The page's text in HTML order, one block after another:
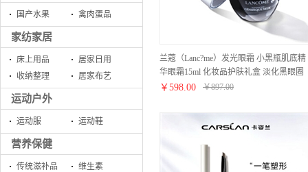
国产水果 禽肉蛋品
家纺家居
床上用品
居家日用
收纳整理
居家布艺
运动户外
运动服 运动鞋
营养保健
传统滋补品 维生素
兰蔻（Lanc?me）发光眼霜 小黑瓶肌底精
华眼霜15ml 化妆品护肤礼盒 淡化黑眼圈
淡化眼纹
￥ 598.00 ￥897.00